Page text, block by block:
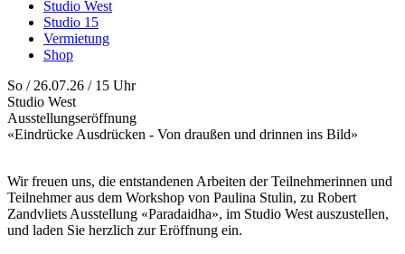
Studio West
Studio 15
Vermietung
Shop
So / 26.07.26 / 15 Uhr
Studio West
Ausstellungseröffnung
«Eindrücke Ausdrücken - Von draußen und drinnen ins Bild»
Wir freuen uns, die entstandenen Arbeiten der Teilnehmerinnen und
Teilnehmer aus dem Workshop von Paulina Stulin, zu Robert
Zandvliets Ausstellung «Paradaidha», im Studio West auszustellen,
und laden Sie herzlich zur Eröffnung ein.